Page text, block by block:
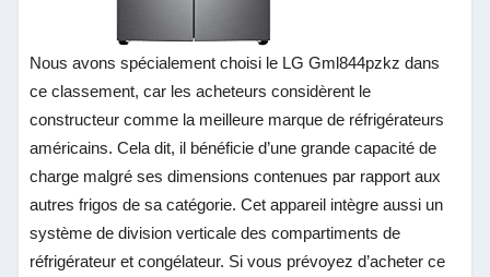
Nous avons spécialement choisi le LG Gml844pzkz dans
ce classement, car les acheteurs considèrent le
constructeur comme la meilleure marque de réfrigérateurs
américains. Cela dit, il bénéficie d’une grande capacité de
charge malgré ses dimensions contenues par rapport aux
autres frigos de sa catégorie. Cet appareil intègre aussi un
système de division verticale des compartiments de
réfrigérateur et congélateur. Si vous prévoyez d’acheter ce